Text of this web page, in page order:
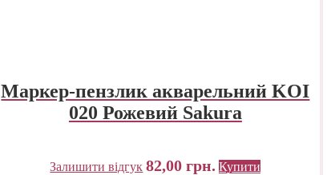
Маркер-пензлик акварельний KOI
020 Рожевий Sakura
Залишити відгук 82,00грн. Купити